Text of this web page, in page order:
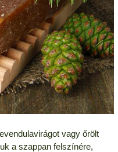
vagy őrölt
a szappan felszínére,